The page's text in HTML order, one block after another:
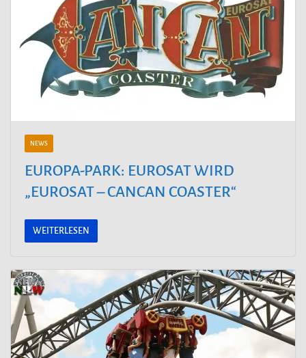
NEWS
EUROPA-PARK: EUROSAT WIRD
„EUROSAT – CANCAN COASTER“
WEITERLESEN